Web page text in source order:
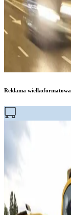
Reklama wielkoformatowa